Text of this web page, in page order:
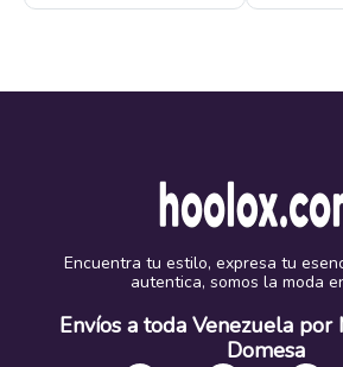
Encuentra tu estilo, expresa tu
autentica, somos la moda
Envíos a toda Venezuela
Domesa